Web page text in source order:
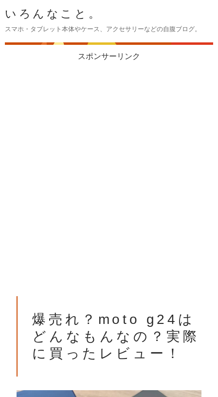
いろんなこと。
スマホ・タブレット本体やケース、アクセサリーなどの自腹ブログ。
スポンサーリンク
爆売れ？moto g24は
どんなもんなの？実際
に買ったレビュー！